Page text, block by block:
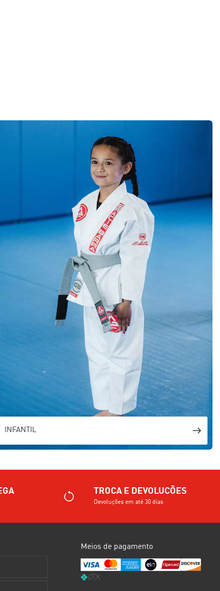
INFANTIL
TROCA E DEVOLUCÕES
Devoluções em até 30 dias
Meios de pagamento